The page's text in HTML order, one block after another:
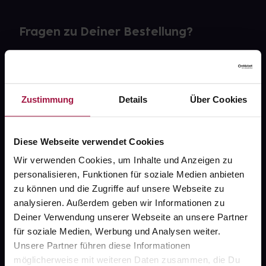
Zustimmung Details Über Cookies
Diese Webseite verwendet Cookies
Wir verwenden Cookies, um Inhalte und Anzeigen zu
personalisieren, Funktionen für soziale Medien anbieten
zu können und die Zugriffe auf unsere Webseite zu
analysieren. Außerdem geben wir Informationen zu
Deiner Verwendung unserer Webseite an unsere Partner
für soziale Medien, Werbung und Analysen weiter.
Unsere Partner führen diese Informationen
möglicherweise mit weiteren Daten zusammen, die Du
Fragen zu Deiner Bestellung?
gesund.de
Über uns
Karriere
Newsletter